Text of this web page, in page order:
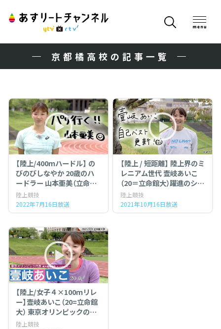
京都橘高校の記事一覧
【陸上/400ｍハードル】 の
びのびしなやか 20歳のハ
ードラー 山本亜美（立命館
大学）
若き日本チャンピオンは
練習好き！！
陸上競技
2022年7月16日放送
【陸上 / 短距離】 陸上界のミ
レニアム世代 壹岐あいこ
（20＝立命館大）躍進のシー
ズンを追う！
陸上競技
2021年10月16日放送
【陸上/女子４×100ｍリレ
ー】壹岐あいこ（20=立命館
大） 東京オリンピックの代
表リレーメンバーに補欠登
陸上競技